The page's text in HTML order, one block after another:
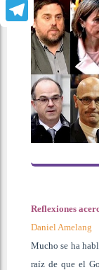
WhatsApp
Telegram
Reflexiones
Daniel Amelang
Mucho se ha
raíz de que el